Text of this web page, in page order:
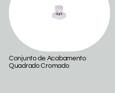
Conjunto de Acabamento
Quadrado Cromado